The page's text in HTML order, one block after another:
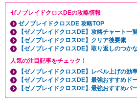
ゼノブレイドクロスDEの攻略情報
ゼノブレイドクロスDE 攻略TOP
【ゼノブレイドクロスDE】攻略チャート一
【ゼノブレイドクロスDE】クリア後要素
【ゼノブレイドクロスDE】取り返しのつか
人気の注目記事をチェック！
【ゼノブレイドクロスDE】レベル上げの効
【ゼノブレイドクロスDE】最強おすすめド
【ゼノブレイドクロスDE】最強おすすめパ